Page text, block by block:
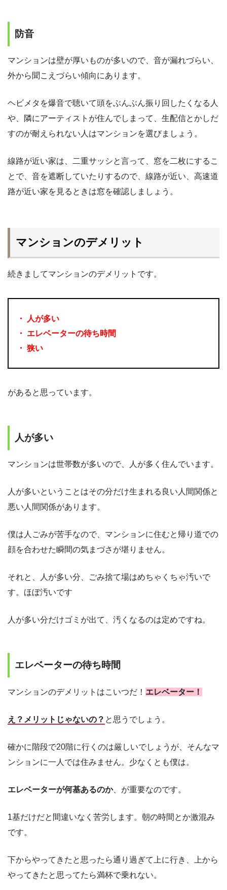
防音
マンションは壁が厚いものが多いので、音が漏れづらい、
外から聞こえづらい傾向にあります。
ヘビメタを爆音で聴いて頭をぶんぶん振り回したくなる人
や、隣にアーティストが住んでしまって、生配信とかしだ
すのが耐えられない人はマンションを選びましょう。
線路が近い家は、二重サッシと言って、窓を二枚にするこ
とで、音を遮断していたりするので、線路が近い、高速道
路が近い家を見るときは窓を確認しましょう。
マンションのデメリット
続きましてマンションのデメリットです。
・ 人が多い
・ エレベーターの待ち時間
・ 狭い
があると思っています。
人が多い
マンションは世帯数が多いので、人が多く住んでいます。
人が多いということはその分だけ生まれる良い人間関係と
悪い人間関係があります。
僕は人ごみが苦手なので、マンションに住むと帰り道での
顔を合わせた瞬間の気まづさが堪りません。
それと、人が多い分、ごみ捨て場はめちゃくちゃ汚いで
す。ほぼ汚いです
人が多い分だけゴミが出て、汚くなるのは定めですね。
エレベーターの待ち時間
マンションのデメリットはこいつだ！ エレベーター！
え？メリットじゃないの？ と思うでしょう。
確かに階段で20階に行くのは厳しいでしょうが、そんなマ
ンションに一人では住みません。少なくとも僕は。
エレベーターが何基あるのか、が重要なのです。
1基だけだと間違いなく苦労します。朝の時間とか激混み
です。
下からやってきたと思ったら通り過ぎて上に行き、上から
やってきたと思ってたら満杯で乗れない。